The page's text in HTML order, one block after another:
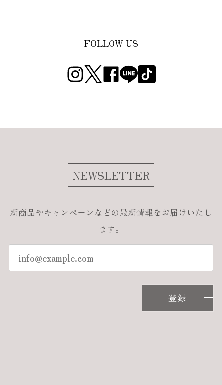
FOLLOW US
NEWSLETTER
新商品やキャンペーンなどの最新情報をお届けいたし
ます。
登録